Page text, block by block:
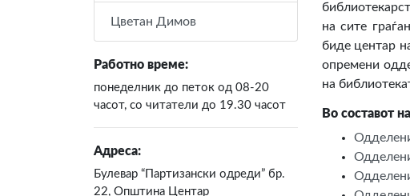
Цветан Димов
Работно време:
понеделник до петок од 08-20
часот, со читатели до 19.30 часот
Адреса:
Булевар “Партизански одреди” бр.
22, Општина Центар
на сите
биде центар
опремени
на
Во составот